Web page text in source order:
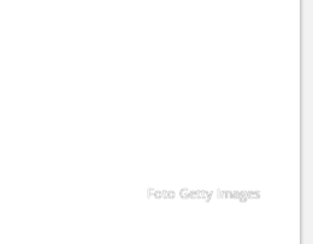
Foto Getty Images